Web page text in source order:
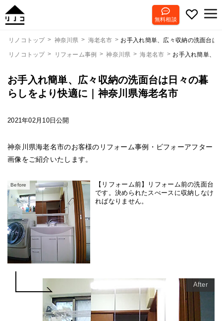
無料相談
リノコトップ 神奈川県 海老名市 お手入れ簡単、広々収納の洗面台は
リノコトップ リフォーム事例 神奈川県 海老名市 お手入れ簡単、
お手入れ簡単、広々収納の洗面台は日々の暮
らしをより快適に｜神奈川県海老名市
2021年02月10日公開
神奈川県海老名市のお客様のリフォーム事例・ビフォーアフター
画像をご紹介いたします。
Before
【リフォーム前】リフォーム前の洗面台
です。決められたスぺースに収納しなけ
ればなりません。
After